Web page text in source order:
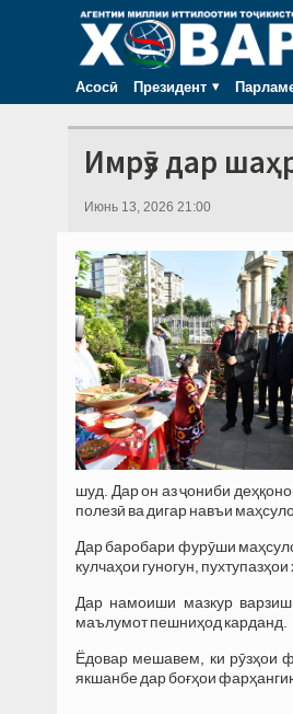
Асосӣ Президент
Имрӯз дар
Июнь 13, 2026 21:00
шуд. Дар он аз ҷониби
полезӣ ва дигар навъи
Дар баробари фурӯши
кулчаҳои гуногун,
Дар намоиши мазкур
маълумот пешниҳод карданд.
Ёдовар мешавем, ки рӯзҳои
якшанбе дар боғҳои